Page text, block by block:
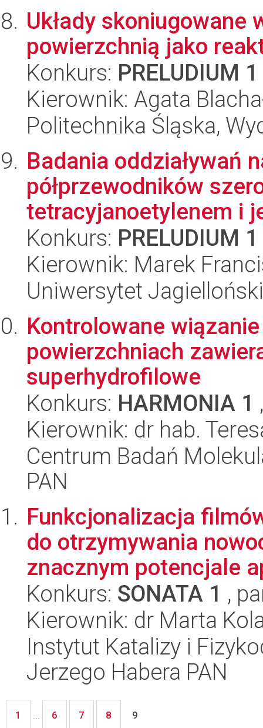
Układy skoniugowane
powierzchnią jako
Konkurs: PRELUDIUM 1
Kierownik: Agata
Politechnika Śląska,
Badania oddziaływań
półprzewodników
tetracyjanoetylenem i
Konkurs: PRELUDIUM 1
Kierownik: Marek
Uniwersytet
Kontrolowane
powierzchniach
superhydrofilowe
Konkurs: HARMONIA 1
Kierownik: dr hab.
Centrum Badań
PAN
Funkcjonalizacja
do otrzymywania
znacznym potencjale
Konkurs: SONATA 1 ,
Kierownik: dr Marta
Instytut Katalizy i
Jerzego Habera PAN
1 ... 6 7 8 9